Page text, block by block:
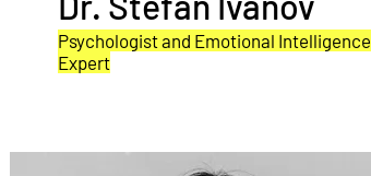
Psychologist and Emotional Intelligence
Expert